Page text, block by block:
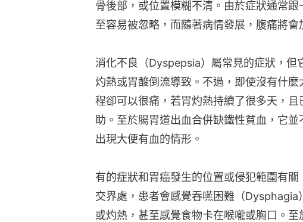
骨後部，或位置模糊不清。由於症狀通常
至容易被忽略，而隨著病情發展，腹痛將會
消化不良（Dyspepsia）屬常見的症狀，但
灼熱或胃酸倒流導致。不過，即使沒有什
程卻可以很痛，若胃灼熱持續了很多天，
助。至於腸胃道出血合併缺鐵性貧血，它
出現大便有血的情形。
有的症狀和胃癌發生的位置或侵犯範圍有
交界處，患者會感覺吞嚥困難（Dysphagia
或灼熱，甚至感覺食物卡在喉嚨或胸口。